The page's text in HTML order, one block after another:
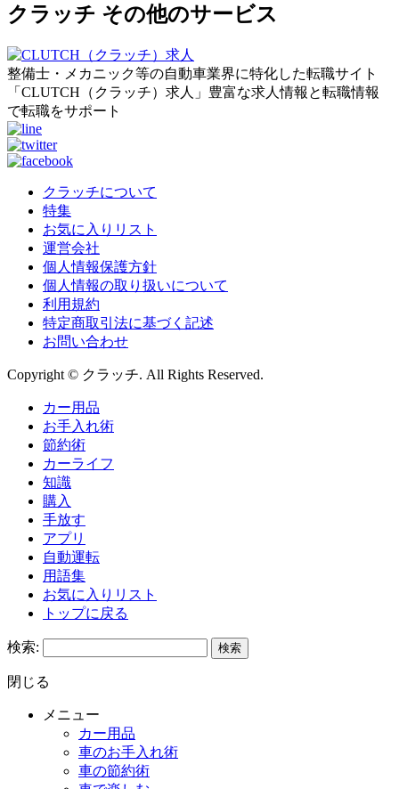
クラッチ その他のサービス
整備士・メカニック等の自動車業界に特化した転職サイト
「CLUTCH（クラッチ）求人」豊富な求人情報と転職情報
で転職をサポート
クラッチについて
特集
お気に入りリスト
運営会社
個人情報保護方針
個人情報の取り扱いについて
利用規約
特定商取引法に基づく記述
お問い合わせ
Copyright © クラッチ. All Rights Reserved.
カー用品
お手入れ術
節約術
カーライフ
知識
購入
手放す
アプリ
自動運転
用語集
お気に入りリスト
トップに戻る
検索:
閉じる
メニュー
カー用品
車のお手入れ術
車の節約術